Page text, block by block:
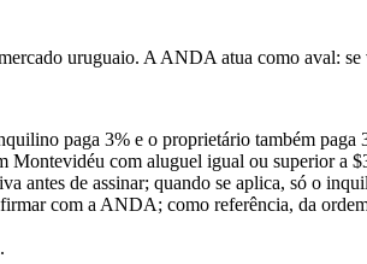
uruguaio. A ANDA atua como aval:
paga 3% e o proprietário também paga
Montevidéu com aluguel igual ou superior
antes de assinar; quando se aplica, só o
com a ANDA; como referência, da